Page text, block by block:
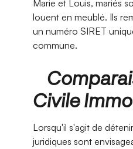
Marie et Louis, mariés
louent en meublé. Ils
un numéro SIRET
commune. ​
Civile
Lorsqu'il s'agit de
juridiques sont